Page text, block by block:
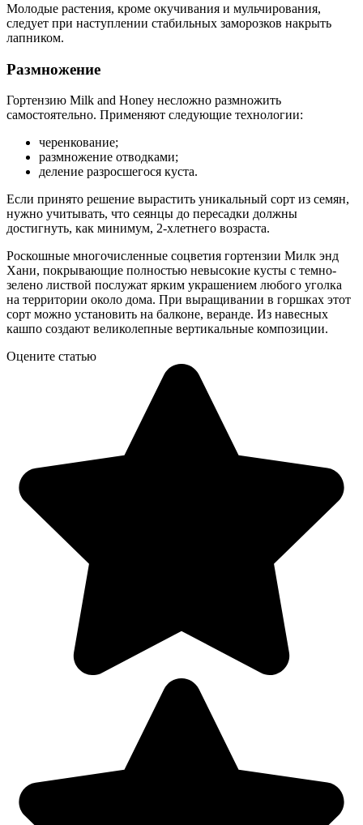
Молодые растения, кроме окучивания и мульчирования,
следует при наступлении стабильных заморозков накрыть
лапником.
Размножение
Гортензию Milk and Honey несложно размножить
самостоятельно. Применяют следующие технологии:
черенкование;
размножение отводками;
деление разросшегося куста.
Если принято решение вырастить уникальный сорт из семян,
нужно учитывать, что сеянцы до пересадки должны
достигнуть, как минимум, 2-хлетнего возраста.
Роскошные многочисленные соцветия гортензии Милк энд
Хани, покрывающие полностью невысокие кусты с темно-
зелено листвой послужат ярким украшением любого уголка
на территории около дома. При выращивании в горшках этот
сорт можно установить на балконе, веранде. Из навесных
кашпо создают великолепные вертикальные композиции.
Оцените статью